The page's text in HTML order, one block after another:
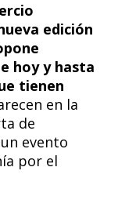
edición
hoy y hasta
tienen
en la
de
evento
por el